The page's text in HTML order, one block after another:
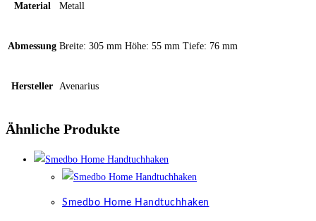
Material Metall
Abmessung Breite: 305 mm Höhe: 55 mm Tiefe: 76 mm
Hersteller Avenarius
Ähnliche Produkte
Smedbo Home Handtuchhaken